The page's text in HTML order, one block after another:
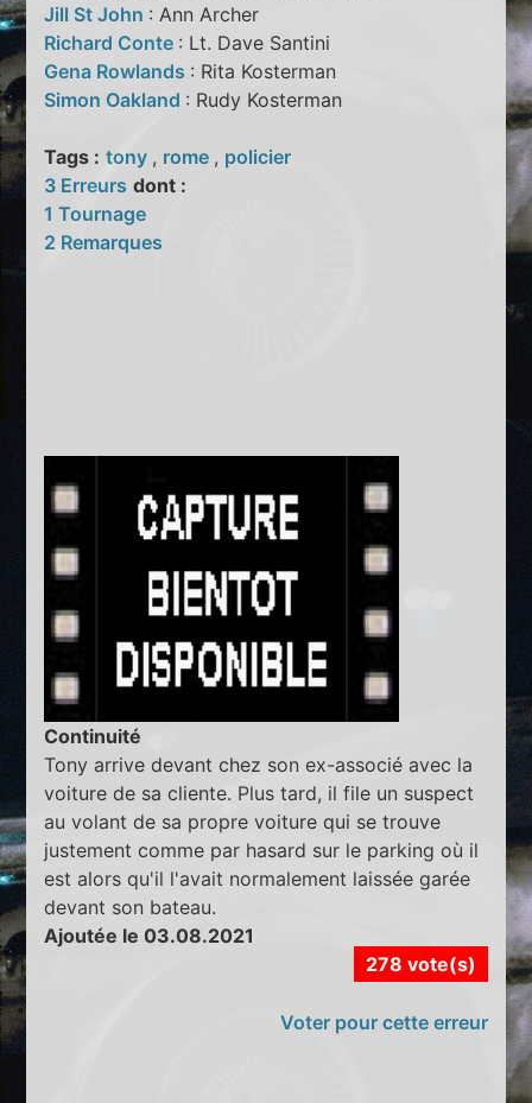
Jill St John : Ann Archer
Richard Conte : Lt. Dave Santini
Gena Rowlands : Rita Kosterman
Simon Oakland : Rudy Kosterman
Tags : tony , rome , policier
3 Erreurs dont :
1 Tournage
2 Remarques
Continuité
Tony arrive devant chez son ex-associé avec la
voiture de sa cliente. Plus tard, il file un suspect
au volant de sa propre voiture qui se trouve
justement comme par hasard sur le parking où il
est alors qu'il l'avait normalement laissée garée
devant son bateau.
Ajoutée le 03.08.2021
278 vote(s)
Voter pour cette erreur